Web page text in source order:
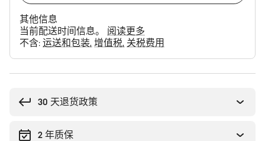
其他信息
当前配送时间信息。 阅读更多
不含: 运送和包装 增值税 关税费用
30 天退货政策
2 年质保